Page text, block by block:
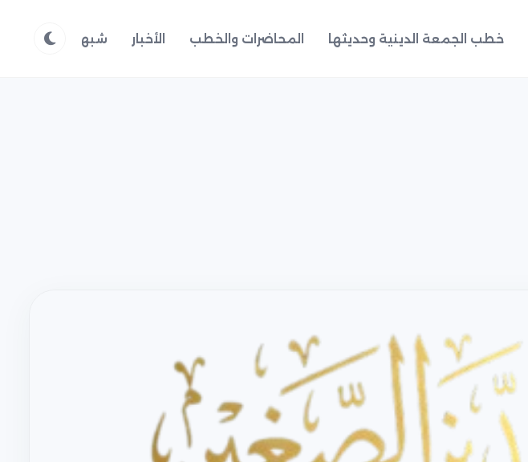
خطب الجمعة الدينية وحديثها المحاضرات والخطب الأخبار شبهات وردود